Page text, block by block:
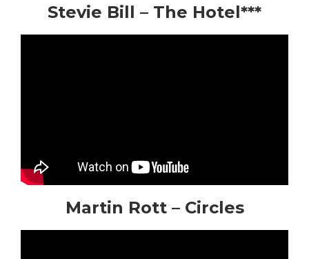
Stevie Bill – The Hotel***
Martin Rott – Circles